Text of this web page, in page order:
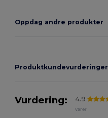
Oppdag andre produkter
Produktkundevurderinger
Vurdering: 4.9
varer